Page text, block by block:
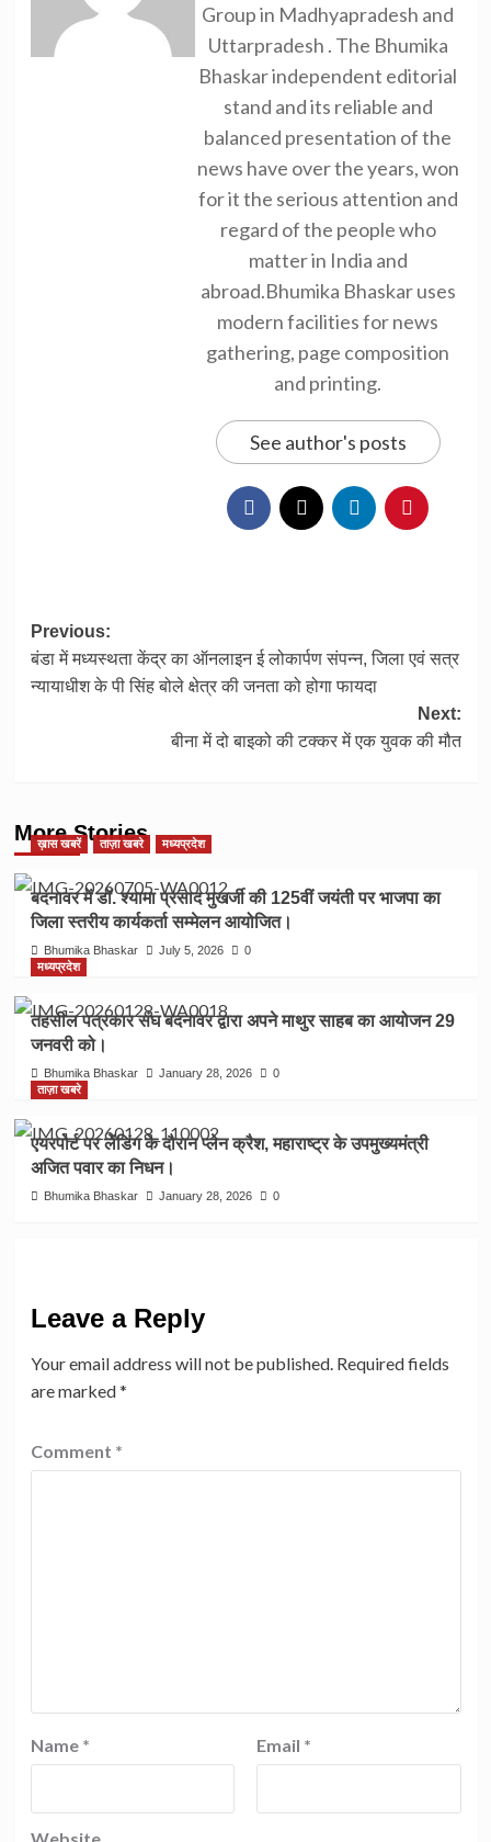
Group in Madhyapradesh and
Uttarpradesh . The Bhumika
Bhaskar independent editorial
stand and its reliable and
balanced presentation of the
news have over the years, won
for it the serious attention and
regard of the people who
matter in India and
abroad.Bhumika Bhaskar uses
modern facilities for news
gathering, page composition
and printing.
See author's posts
Post
navigation
Previous:
बंडा में मध्यस्थता केंद्र का ऑनलाइन ई लोकार्पण संपन्न, जिला एवं सत्र
न्यायाधीश के पी सिंह बोले क्षेत्र की जनता को होगा फायदा
Next:
बीना में दो बाइको की टक्कर में एक युवक की मौत
More Stories
ख़ास खबरें ताज़ा खबरे मध्यप्रदेश
बदनावर में डॉ. श्यामा प्रसाद मुखर्जी की 125वीं जयंती पर भाजपा का
जिला स्तरीय कार्यकर्ता सम्मेलन आयोजित।
Bhumika Bhaskar July 5, 2026
0
मध्यप्रदेश
तहसील पत्रकार संघ बदनावर द्वारा अपने माथुर साहब का आयोजन 29
जनवरी को।
Bhumika Bhaskar January 28, 2026
0
ताज़ा खबरे
एयरपोर्ट पर लेंडिंग के दौरान प्लेन क्रैश, महाराष्ट्र के उपमुख्यमंत्री
अजित पवार का निधन।
Bhumika Bhaskar January 28, 2026 0
Leave a Reply
Your email address will not be published. Required fields
are marked*
Comment *
Name * Email *